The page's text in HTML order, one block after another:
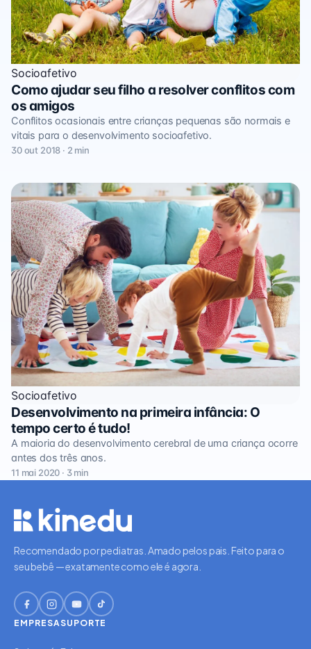
Socioafetivo
Como ajudar seu filho a resolver conflitos com
os amigos
Conflitos ocasionais entre crianças pequenas são normais e
vitais para o desenvolvimento socioafetivo.
30 out 2018 · 2 min
Socioafetivo
Desenvolvimento na primeira infância: O
tempo certo é tudo!
A maioria do desenvolvimento cerebral de uma criança ocorre
antes dos três anos.
11 mai 2020 · 3 min
Recomendado por pediatras. Amado pelos pais. Feito para o
seu bebê — exatamente como ele é agora.
EMPRESASUPORTE